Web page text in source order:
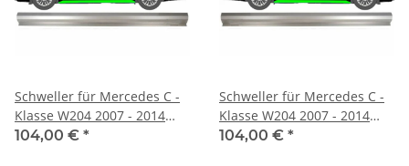
Schweller für Mercedes C -
Klasse W204 2007 - 2014
links
104,00 € *
Schweller für Mercedes C -
Klasse W204 2007 - 2014
rechts
104,00 € *